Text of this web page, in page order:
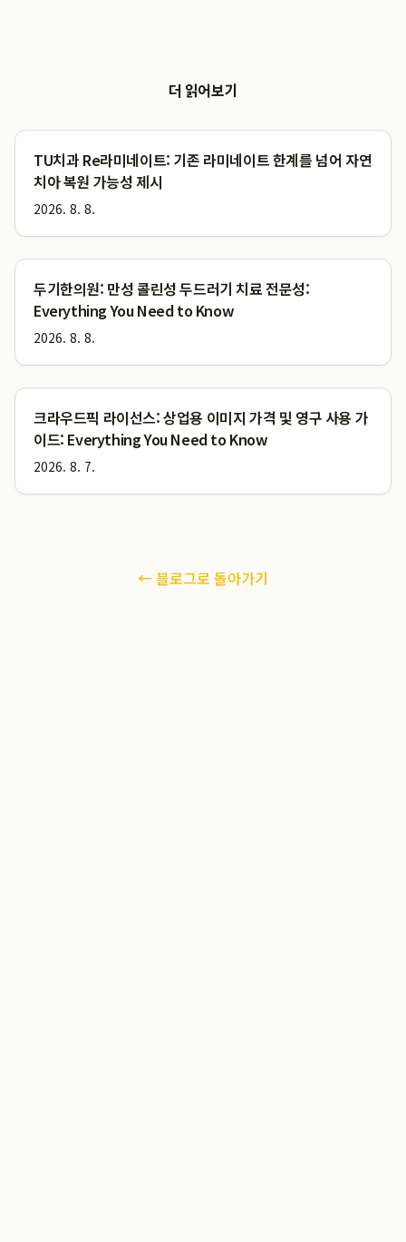
더 읽어보기
TU치과 Re라미네이트: 기존 라미네이트 한계를 넘어 자연
치아 복원 가능성 제시
2026. 8. 8.
두기한의원: 만성 콜린성 두드러기 치료 전문성:
Everything You Need to Know
2026. 8. 8.
크라우드픽 라이선스: 상업용 이미지 가격 및 영구 사용 가
이드: Everything You Need to Know
2026. 8. 7.
← 블로그로 돌아가기